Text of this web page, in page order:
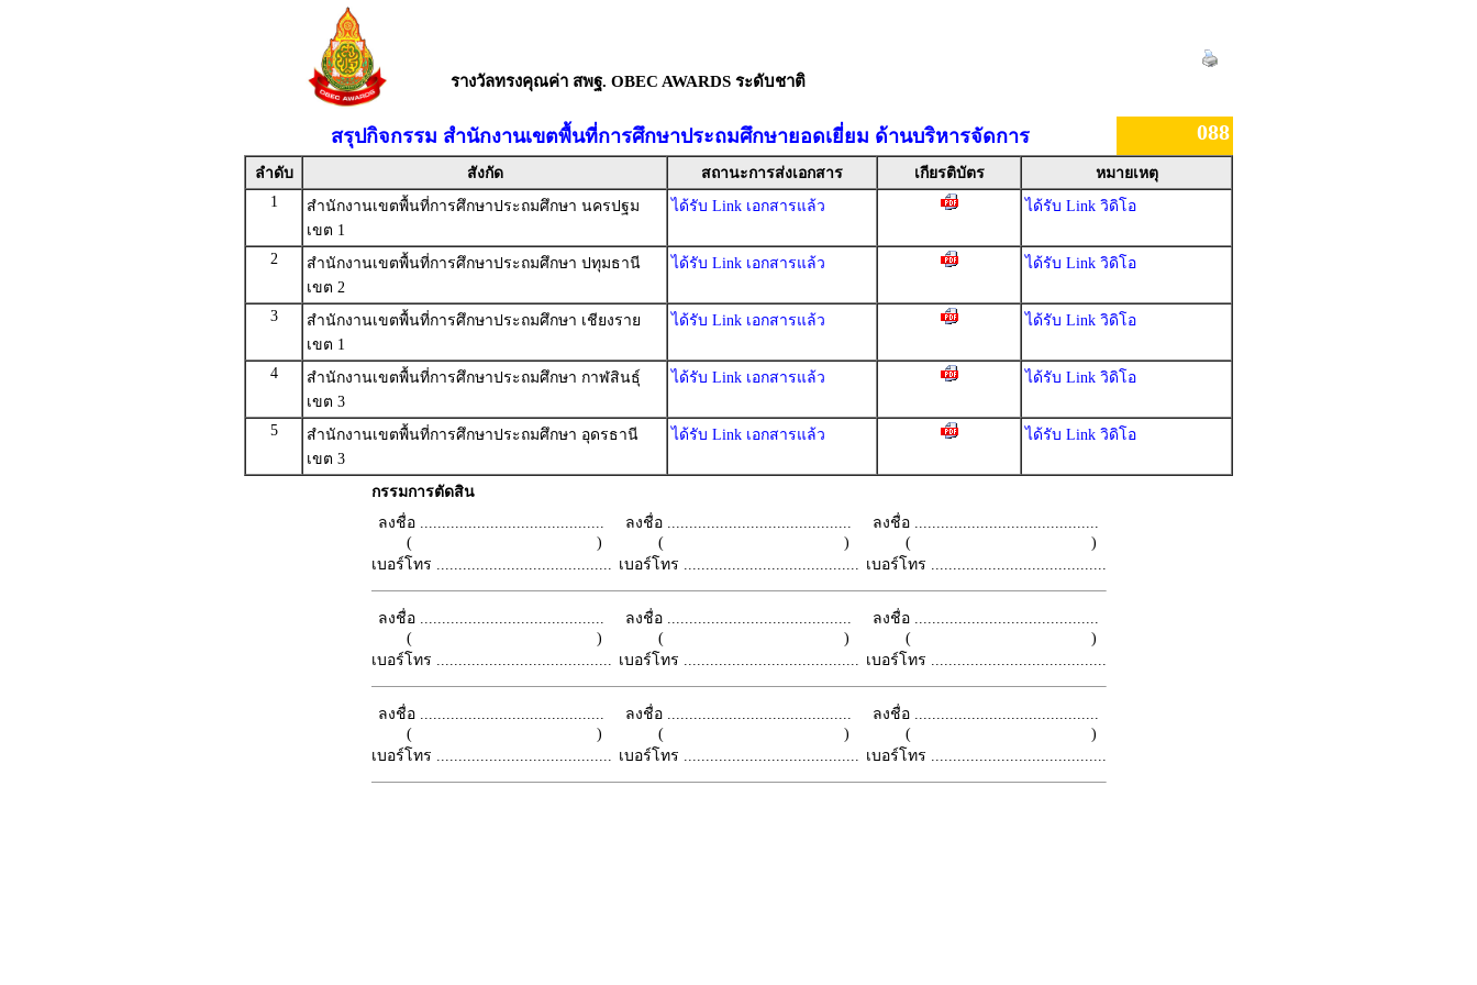
รางวัลทรงคุณค่า สพฐ. OBEC AWARDS ระดับชาติ
สรุปกิจกรรม สำนักงานเขตพื้นที่การศึกษาประถมศึกษายอดเยี่ยม ด้านบริหารจัดการ 088
ลำดับ สังกัด สถานะการส่งเอกสาร เกียรติบัตร
หมายเหตุ
1
สำนักงานเขตพื้นที่การศึกษาประถมศึกษา นครปฐม
เขต 1
ได้รับ Link เอกสารแล้ว ได้รับ Link วิดิโอ
2
สำนักงานเขตพื้นที่การศึกษาประถมศึกษา ปทุมธานี
เขต 2
ได้รับ Link เอกสารแล้ว ได้รับ Link วิดิโอ
3
สำนักงานเขตพื้นที่การศึกษาประถมศึกษา เชียงราย
เขต 1
ได้รับ Link เอกสารแล้ว ได้รับ Link วิดิโอ
4
สำนักงานเขตพื้นที่การศึกษาประถมศึกษา กาฬสินธุ์
เขต 3
ได้รับ Link เอกสารแล้ว ได้รับ Link วิดิโอ
5
สำนักงานเขตพื้นที่การศึกษาประถมศึกษา อุดรธานี
เขต 3
ได้รับ Link เอกสารแล้ว ได้รับ Link วิดิโอ
กรรมการตัดสิน
ลงชื่อ ..........................................
( )
เบอร์โทร ........................................
ลงชื่อ ..........................................
( )
เบอร์โทร ........................................
ลงชื่อ ..........................................
( )
เบอร์โทร ........................................
ลงชื่อ ..........................................
( )
เบอร์โทร ........................................
ลงชื่อ ..........................................
( )
เบอร์โทร ........................................
ลงชื่อ ..........................................
( )
เบอร์โทร ........................................
ลงชื่อ ..........................................
( )
เบอร์โทร ........................................
ลงชื่อ ..........................................
( )
เบอร์โทร ........................................
ลงชื่อ ..........................................
( )
เบอร์โทร ........................................